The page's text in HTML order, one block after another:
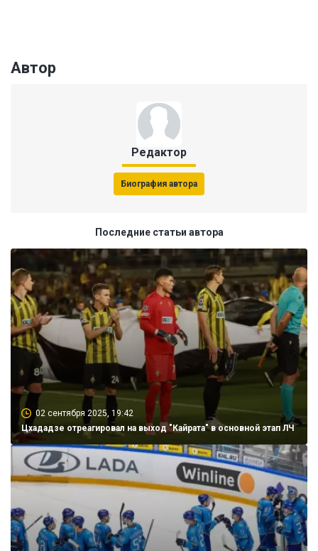
Автор
Редактор
Биография автора
Последние статьи автора
02 сентября 2025, 19:42
Цхададзе отреагировал на выход "Кайрата" в основной этап ЛЧ